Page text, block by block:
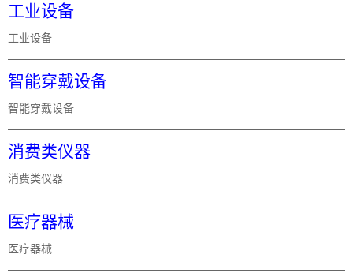
工业设备
工业设备
智能穿戴设备
智能穿戴设备
消费类仪器
消费类仪器
医疗器械
医疗器械